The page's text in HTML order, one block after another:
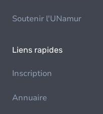
Soutenir l'UNamur
Liens rapides
Inscription
Annuaire